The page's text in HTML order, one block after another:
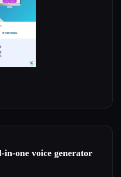
one voice generator